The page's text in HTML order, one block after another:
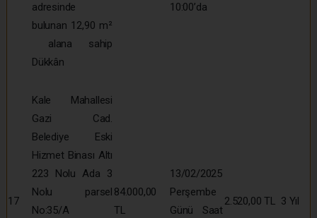
adresinde
bulunan 12,90 m²
alana sahip
Dükkân
10:00’da
17
Kale Mahallesi
Gazi Cad.
Belediye Eski
Hizmet Binası Altı
223 Nolu Ada 3
Nolu parsel
No:35/A
84.000,00
TL
13/02/2025
Perşembe
Günü Saat
2.520,00 TL 3 Yıl